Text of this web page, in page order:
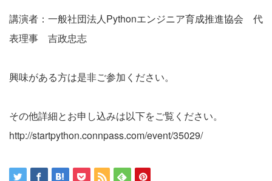
講演者：一般社団法人Pythonエンジニア育成推進協会 代
表理事 吉政忠志
興味がある方は是非ご参加ください。
その他詳細とお申し込みは以下をご覧ください。
http://startpython.connpass.com/event/35029/